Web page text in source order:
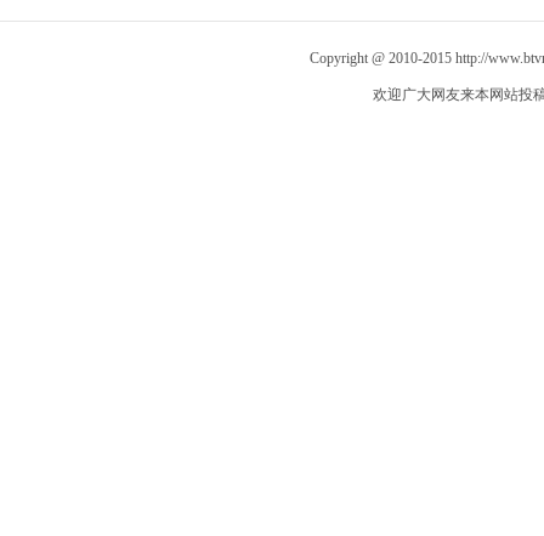
Copyright @ 2010-2015 http://
欢迎广大网友来本网站投